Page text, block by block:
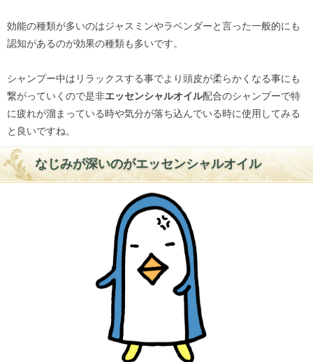
効能の種類が多いのはジャスミンやラベンダーと言った一般的にも
認知があるのが効果の種類も多いです。
シャンプー中はリラックスする事でより頭皮が柔らかくなる事にも
繋がっていくので是非エッセンシャルオイル配合のシャンプーで特
に疲れが溜まっている時や気分が落ち込んでいる時に使用してみる
と良いですね。
なじみが深いのがエッセンシャルオイル